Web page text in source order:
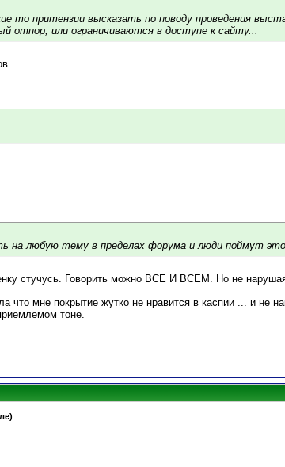
то притензии высказать по поводу проведения
отпор, или ограничиваются в доступе к сайту...
на любую тему в пределах форума и люди поймут
стучусь. Говорить можно ВСЕ И ВСЕМ. Но не
что мне покрытие жутко не нравится в каспии ... и не
тоне.